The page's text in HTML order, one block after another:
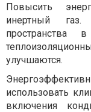
Повысить
инертный
пространства
улучшаются.
использовать
включения